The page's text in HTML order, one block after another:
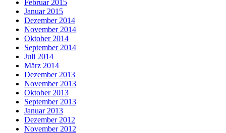
Februar 2015
Januar 2015
Dezember 2014
November 2014
Oktober 2014
September 2014
Juli 2014
März 2014
Dezember 2013
November 2013
Oktober 2013
September 2013
Januar 2013
Dezember 2012
November 2012